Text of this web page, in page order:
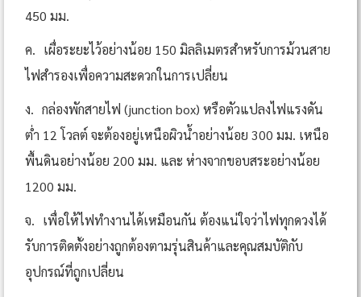
450 มม.
ค. เผื่อระยะไว้อย่างน้อย 150 มิลลิเมตรสำหรับการม้วนสาย
ไฟสำรองเพื่อความสะดวกในการเปลี่ยน
ง. กล่องพักสายไฟ (junction box) หรือตัวแปลงไฟแรงดัน
ต่ำ 12 โวลต์ จะต้องอยู่เหนือผิวน้ำอย่างน้อย 300 มม. เหนือ
พื้นดินอย่างน้อย 200 มม. และ ห่างจากขอบสระอย่างน้อย
1200 มม.
จ. เพื่อให้ไฟทำงานได้เหมือนกัน ต้องแน่ใจว่าไฟทุกดวงได้
รับการติดตั้งอย่างถูกต้องตามรุ่นสินค้าและคุณสมบัติกับ
อุปกรณ์ที่ถูกเปลี่ยน